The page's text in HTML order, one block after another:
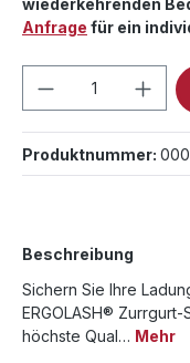
wiederkehrenden
Anfrage für ein
Produkt
Produktnummer:
Beschreibung
Sichern Sie Ihre
ERGOLASH®
höchste Qual… Mehr